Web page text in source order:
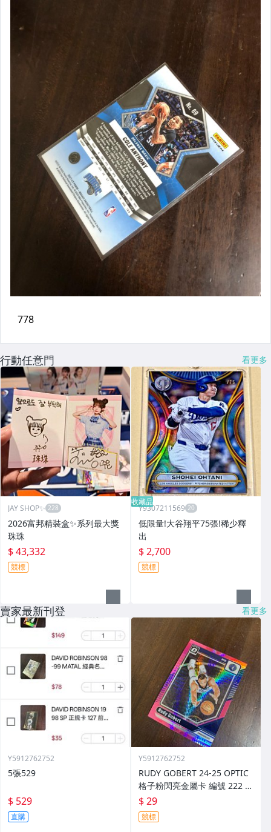
行動任意門 看更多
JAY SHOP✨
2026富邦精裝盒✨系列最大獎
珠珠
$ 43,332
競標
收藏品
Y9307211569
低限量!大谷翔平75張!稀少釋
出
$ 2,700
競標
賣家最新刊登 看更多
Y5912762752
5張529
$ 529
直購
Y5912762752
RUDY GOBERT 24-25 OPTIC
格子粉閃亮金屬卡 編號 222 前
後圖
$ 29
競標